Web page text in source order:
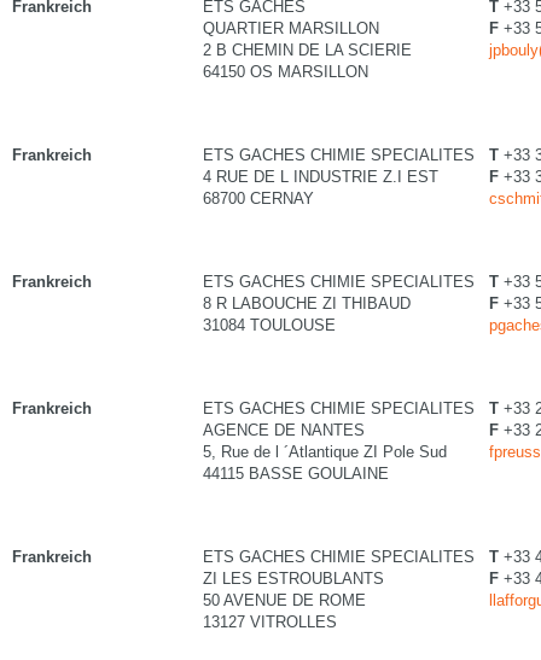
Frankreich
ETS GACHES
QUARTIER MARSILLON
2 B CHEMIN DE LA SCIERIE
64150 OS MARSILLON
T +33
F +33
Frankreich
ETS GACHES CHIMIE SPECIALITES
4 RUE DE L INDUSTRIE Z.I EST
68700 CERNAY
T +33
F +33
Frankreich
ETS GACHES CHIMIE SPECIALITES
8 R LABOUCHE ZI THIBAUD
31084 TOULOUSE
T +33
F +33
Frankreich
ETS GACHES CHIMIE SPECIALITES
AGENCE DE NANTES
5, Rue de l ´Atlantique ZI Pole Sud
44115 BASSE GOULAINE
T +33
F +33
Frankreich
ETS GACHES CHIMIE SPECIALITES
ZI LES ESTROUBLANTS
50 AVENUE DE ROME
13127 VITROLLES
T +33
F +33